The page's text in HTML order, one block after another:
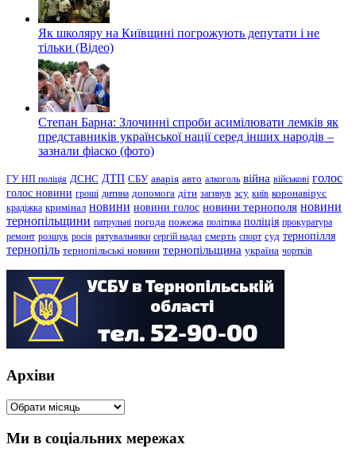
Як школяру на Київщині погрожують депутати і не
тільки (Відео)
Степан Барна: Злочинні спроби асимілювати лемків як
представників української нації серед інших народів –
зазнали фіаско (фото)
ГУ НП поліція ДСНС ДТП СБУ аварія авто алкоголь війна військові голос
голос новини гроші дитина допомога діти загинув зсу київ коронавірус
крадіжка кримінал новини новини голос новини тернополя новини
тернопільщини патрульні погода пожежа політика поліція прокуратура
ремонт розшук росія рятувальники сергій надал смерть спорт суд тернопілля
тернопіль тернопільські новини тернопільщина україна чортків
Архіви
Архіви
Ми в соціальних мережах